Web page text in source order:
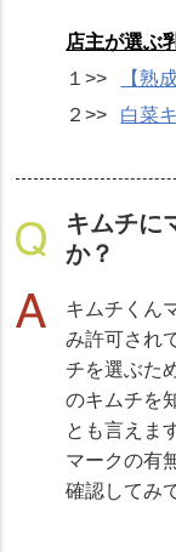
店主が選ぶ
１>>
【熟
２>>
白菜
キムチに
か？
キムチくん
み許可され
チを選ぶた
のキムチを
とも言えま
マークの有
確認してみ